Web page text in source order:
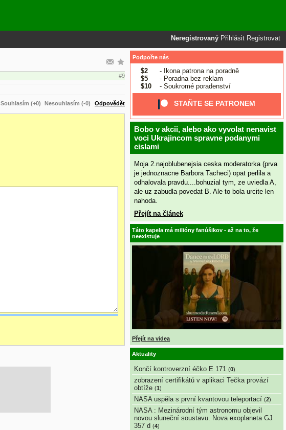
Neregistrovaný Přihlásit Registrovat
#9
Souhlasím (+0) Nesouhlasím (-0) Odpovědět
Podpořte nás
$2
- Ikona patrona na poradně
$5
- Poradna bez reklam
$10
- Soukromé poradenství
STAŇTE SE PATRONEM
Bobo v akcii, alebo ako vyvolat nenavist
voci Ukrajincom spravne podanymi
cislami
Moja 2.najoblubenejsia ceska moderatorka (prva
je jednoznacne Barbora Tacheci) opat perlila a
odhalovala pravdu....bohuzial tym, ze uviedla A,
ale uz zabudla povedat B. Ale to bola urcite len
nahoda.
Přejít na článek
Táto kapela má milióny fanúšikov - až na to, že
neexistuje
Přejít na videa
Aktuality
Končí kontroverzní éčko E 171 (0)
zobrazení certifikátů v aplikaci Tečka provází
obtíže (1)
NASA uspěla s první kvantovou teleportací (2)
NASA : Mezinárodní tým astronomu objevil
novou sluneční soustavu. Nova exoplaneta GJ
357 d (4)